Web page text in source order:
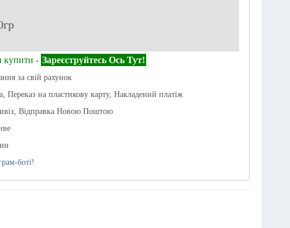
- Зареєструйтесь Ось Тут!
за свій рахунок
Переказ на пластикову карту, Накладений платіж
Відправка Новою Поштою
боті!